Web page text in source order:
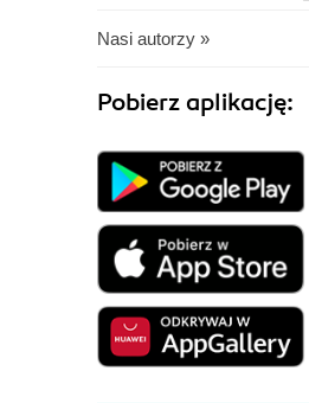
Nasi autorzy »
Pobierz aplikację: